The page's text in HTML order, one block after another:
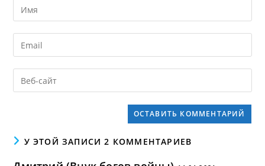
У ЭТОЙ ЗАПИСИ 2 КОММЕНТАРИЕВ